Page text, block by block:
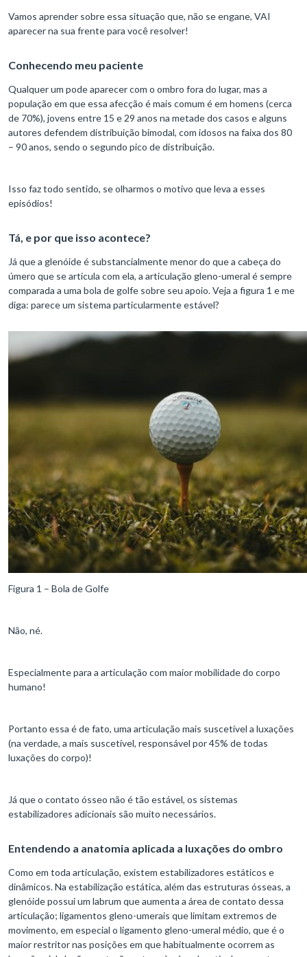
Vamos aprender sobre essa situação que, não se engane, VAI
aparecer na sua frente para você resolver!
Conhecendo meu paciente
Qualquer um pode aparecer com o ombro fora do lugar, mas a
população em que essa afecção é mais comum é em homens (cerca
de 70%), jovens entre 15 e 29 anos na metade dos casos e alguns
autores defendem distribuição bimodal, com idosos na faixa dos 80
– 90 anos, sendo o segundo pico de distribuição.
Isso faz todo sentido, se olharmos o motivo que leva a esses
episódios!
Tá, e por que isso acontece?
Já que a glenóide é substancialmente menor do que a cabeça do
úmero que se articula com ela, a articulação gleno-umeral é sempre
comparada a uma bola de golfe sobre seu apoio. Veja a figura 1 e me
diga: parece um sistema particularmente estável?
Figura 1 – Bola de Golfe
Não, né.
Especialmente para a articulação com maior mobilidade do corpo
humano!
Portanto essa é de fato, uma articulação mais suscetível a luxações
(na verdade, a mais suscetível, responsável por 45% de todas
luxações do corpo)!
Já que o contato ósseo não é tão estável, os sistemas
estabilizadores adicionais são muito necessários.
Entendendo a anatomia aplicada a luxações do ombro
Como em toda articulação, existem estabilizadores estáticos e
dinâmicos. Na estabilização estática, além das estruturas ósseas, a
glenóide possui um labrum que aumenta a área de contato dessa
articulação; ligamentos gleno-umerais que limitam extremos de
movimento, em especial o ligamento gleno-umeral médio, que é o
maior restritor nas posições em que habitualmente ocorrem as